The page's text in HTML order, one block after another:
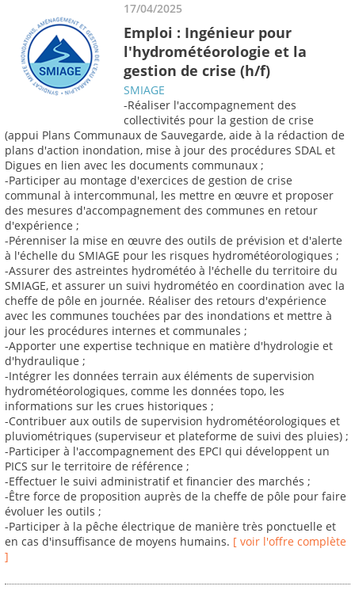
17/04/2025
Emploi : Ingénieur pour
l'hydrométéorologie et la
gestion de crise (h/f)
SMIAGE
-Réaliser l'accompagnement des
collectivités pour la gestion de crise
(appui Plans Communaux de Sauvegarde, aide à la rédaction de
plans d'action inondation, mise à jour des procédures SDAL et
Digues en lien avec les documents communaux ;
-Participer au montage d'exercices de gestion de crise
communal à intercommunal, les mettre en œuvre et proposer
des mesures d'accompagnement des communes en retour
d'expérience ;
-Pérenniser la mise en œuvre des outils de prévision et d'alerte
à l'échelle du SMIAGE pour les risques hydrométéorologiques ;
-Assurer des astreintes hydrométéo à l'échelle du territoire du
SMIAGE, et assurer un suivi hydrométéo en coordination avec la
cheffe de pôle en journée. Réaliser des retours d'expérience
avec les communes touchées par des inondations et mettre à
jour les procédures internes et communales ;
-Apporter une expertise technique en matière d'hydrologie et
d'hydraulique ;
-Intégrer les données terrain aux éléments de supervision
hydrométéorologiques, comme les données topo, les
informations sur les crues historiques ;
-Contribuer aux outils de supervision hydrométéorologiques et
pluviométriques (superviseur et plateforme de suivi des pluies) ;
-Participer à l'accompagnement des EPCI qui développent un
PICS sur le territoire de référence ;
-Effectuer le suivi administratif et financier des marchés ;
-Être force de proposition auprès de la cheffe de pôle pour faire
évoluer les outils ;
-Participer à la pêche électrique de manière très ponctuelle et
en cas d'insuffisance de moyens humains. [ voir l'offre complète
]